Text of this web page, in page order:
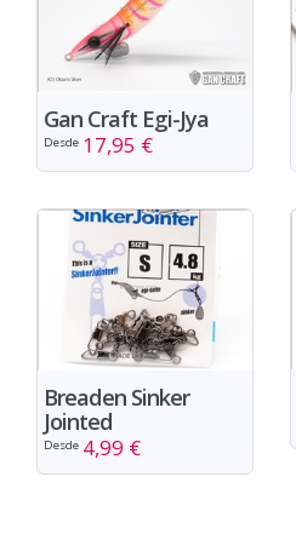
Gan Craft Egi-Jya
Desde 17,95 €
Breaden Sinker
Jointed
Desde 4,99 €